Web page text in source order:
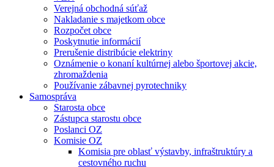
Verejná obchodná súťaž
Nakladanie s majetkom obce
Rozpočet obce
Poskytnutie informácií
Prerušenie distribúcie elektriny
Oznámenie o konaní kultúrnej alebo športovej akcie,
zhromaždenia
Používanie zábavnej pyrotechniky
Samospráva
Starosta obce
Zástupca starostu obce
Poslanci OZ
Komisie OZ
Komisia pre oblasť výstavby, infraštruktúry a
cestovného ruchu